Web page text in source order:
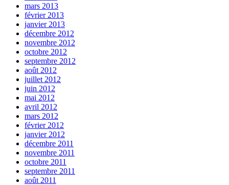
mars 2013
février 2013
janvier 2013
décembre 2012
novembre 2012
octobre 2012
septembre 2012
août 2012
juillet 2012
juin 2012
mai 2012
avril 2012
mars 2012
février 2012
janvier 2012
décembre 2011
novembre 2011
octobre 2011
septembre 2011
août 2011